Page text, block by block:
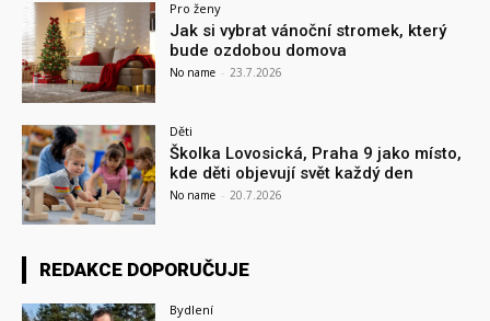
Pro ženy
Jak si vybrat vánoční stromek, který
bude ozdobou domova
No name - 23.7.2026
Děti
Školka Lovosická, Praha 9 jako místo,
kde děti objevují svět každý den
No name - 20.7.2026
REDAKCE DOPORUČUJE
Bydlení